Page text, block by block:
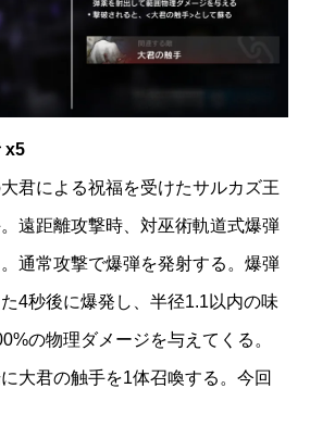
x5
君による祝福を受けたサルカズ王
遠距離攻撃時、対巫術軌道式爆弾
通常攻撃で爆弾を発射する。爆弾
4秒後に爆発し、半径1.1以内の味
の物理ダメージを与えてくる。
大君の触手を1体召喚する。今回